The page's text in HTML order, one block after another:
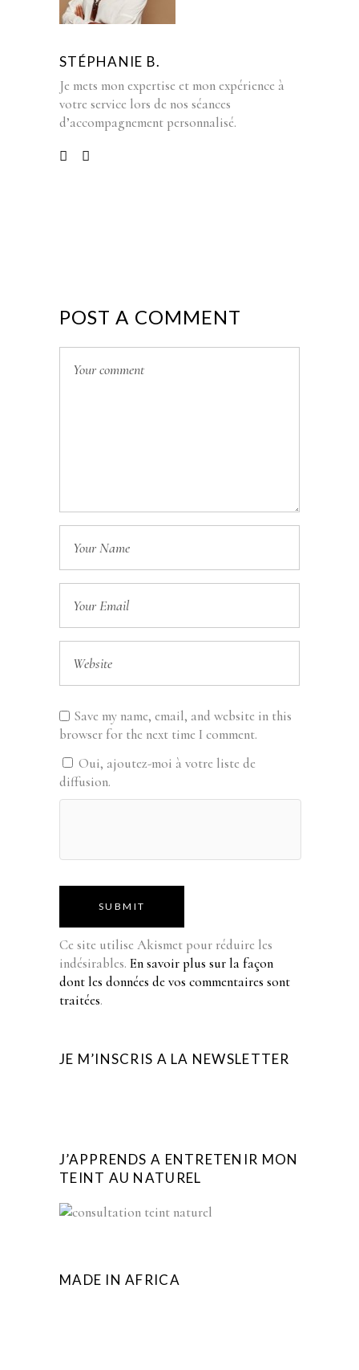
STÉPHANIE B.
Je mets mon expertise et mon expérience à
votre service lors de nos séances
d’accompagnement personnalisé.
POST A COMMENT
Save my name, email, and website in this
browser for the next time I comment.
Oui, ajoutez-moi à votre liste de
diffusion.
SUBMIT
Ce site utilise Akismet pour réduire les
indésirables. En savoir plus sur la façon
dont les données de vos commentaires sont
traitées.
JE M’INSCRIS A LA NEWSLETTER
J’APPRENDS A ENTRETENIR MON
TEINT AU NATUREL
MADE IN AFRICA